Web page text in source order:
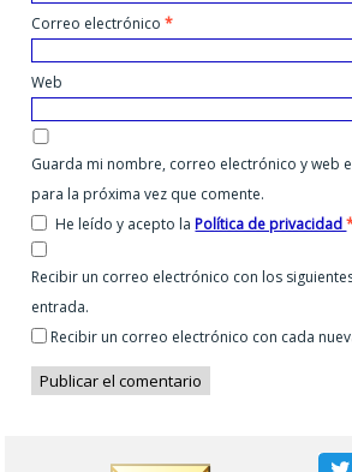
Correo electrónico*
Web
Guarda mi nombre, correo electrónico y web
para la próxima vez que comente.
He leído y acepto laPolítica de privacidad
Recibir un correo electrónico con los
entrada.
Recibir un correo electrónico con cada